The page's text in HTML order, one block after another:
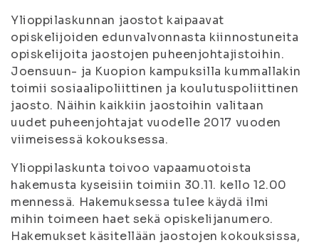
Ylioppilaskunnan jaostot kaipaavat
opiskelijoiden edunvalvonnasta kiinnostuneita
opiskelijoita jaostojen puheenjohtajistoihin.
Joensuun- ja Kuopion kampuksilla kummallakin
toimii sosiaalipoliittinen ja koulutuspoliittinen
jaosto. Näihin kaikkiin jaostoihin valitaan
uudet puheenjohtajat vuodelle 2017 vuoden
viimeisessä kokouksessa.
Ylioppilaskunta toivoo vapaamuotoista
hakemusta kyseisiin toimiin 30.11. kello 12.00
mennessä. Hakemuksessa tulee käydä ilmi
mihin toimeen haet sekä opiskelijanumero.
Hakemukset käsitellään jaostojen kokouksissa,